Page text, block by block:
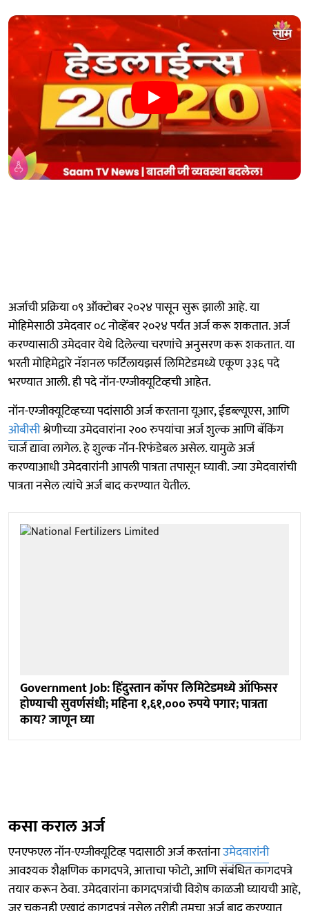
अर्जाची प्रक्रिया ०९ ऑक्टोबर २०२४ पासून सुरू झाली आहे. या
मोहिमेसाठी उमेदवार ०८ नोव्हेंबर २०२४ पर्यंत अर्ज करू शकतात. अर्ज
करण्यासाठी उमेदवार येथे दिलेल्या चरणांचे अनुसरण करू शकतात. या
भरती मोहिमेद्वारे नॅशनल फर्टिलायझर्स लिमिटेडमध्ये एकूण ३३६ पदे
भरण्यात आली. ही पदे नॉन-एग्जीक्यूटिव्हची आहेत.
नॉन-एग्जीक्यूटिव्हच्या पदांसाठी अर्ज करताना यूआर, ईडब्ल्यूएस, आणि
ओबीसीश्रेणीच्या उमेदवारांना २०० रुपयांचा अर्ज शुल्क आणि बॅकिंग
चार्ज द्यावा लागेल. हे शुल्क नॉन-रिफंडेबल असेल. यामुळे अर्ज
करण्याआधी उमेदवारांनी आपली पात्रता तपासून घ्यावी. ज्या उमेदवारांची
पात्रता नसेल त्यांचे अर्ज बाद करण्यात येतील.
Government Job: हिंदुस्तान कॉपर लिमिटेडमध्ये ऑफिसर
होण्याची सुवर्णसंधी; महिना १,६१,००० रुपये पगार; पात्रता
काय? जाणून घ्या
कसा कराल अर्ज
एनएफएल नॉन-एग्जीक्यूटिव्ह पदासाठी अर्ज करतांनाउमेदवारांनी
आवश्यक शैक्षणिक कागदपत्रे, आत्ताचा फोटो, आणि संबंधित कागदपत्रे
तयार करून ठेवा. उमेदवारांना कागदपत्रांची विशेष काळजी घ्यायची आहे,